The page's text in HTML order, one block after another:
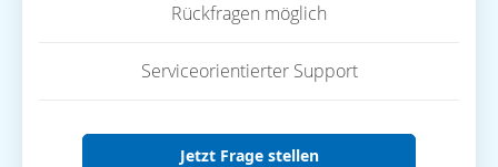
Rückfragen möglich
Serviceorientierter Support
Jetzt Frage stellen